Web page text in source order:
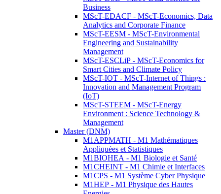
Business
MScT-EDACF - MScT-Economics, Data
Analytics and Corporate Finance
MScT-EESM - MScT-Environmental
Engineering and Sustainability
Management
MScT-ESCLiP - MScT-Economics for
Smart Cities and Climate Policy
MScT-IOT - MScT-Internet of Things :
Innovation and Management Program
(IoT)
MScT-STEEM - MScT-Energy
Environment : Science Technology &
Management
Master (DNM)
M1APPMATH - M1 Mathématiques
Appliquées et Statistiques
M1BIOHEA - M1 Biologie et Santé
M1CHEINT - M1 Chimie et Interfaces
M1CPS - M1 Système Cyber Physique
M1HEP - M1 Physique des Hautes